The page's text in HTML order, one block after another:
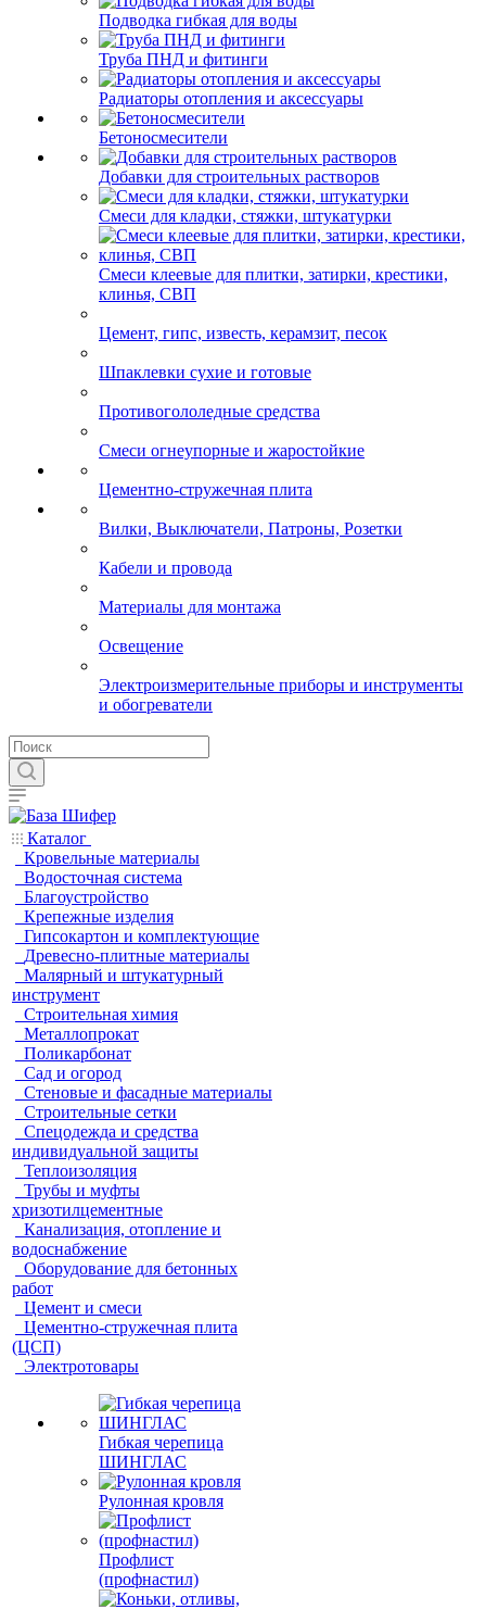
Подводка гибкая для воды
Труба ПНД и фитинги
Радиаторы отопления и аксессуары
Бетоносмесители
Добавки для строительных растворов
Смеси для кладки, стяжки, штукатурки
Смеси клеевые для плитки, затирки, крестики,
клинья, СВП
Цемент, гипс, известь, керамзит, песок
Шпаклевки сухие и готовые
Противогололедные средства
Смеси огнеупорные и жаростойкие
Цементно-стружечная плита
Вилки, Выключатели, Патроны, Розетки
Кабели и провода
Материалы для монтажа
Освещение
Электроизмерительные приборы и инструменты
Каталог
Кровельные материалы
Водосточная система
Благоустройство
Крепежные изделия
Гипсокартон и комплектующие
Древесно-плитные материалы
Малярный и штукатурный
инструмент
Строительная химия
Металлопрокат
Поликарбонат
Сад и огород
Стеновые и фасадные материалы
Строительные сетки
Спецодежда и средства
индивидуальной защиты
Теплоизоляция
Трубы и муфты
хризотилцементные
Канализация, отопление и
водоснабжение
Оборудование для бетонных
работ
Цемент и смеси
Цементно-стружечная плита
(ЦСП)
Гибкая черепица
ШИНГЛАС
Рулонная кровля
Профлист
(профнастил)